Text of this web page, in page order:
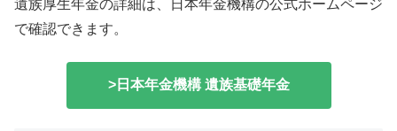
遺族厚生年金の詳細は、日本年金機構の公式ホームページ
で確認できます。
>日本年金機構 遺族基礎年金